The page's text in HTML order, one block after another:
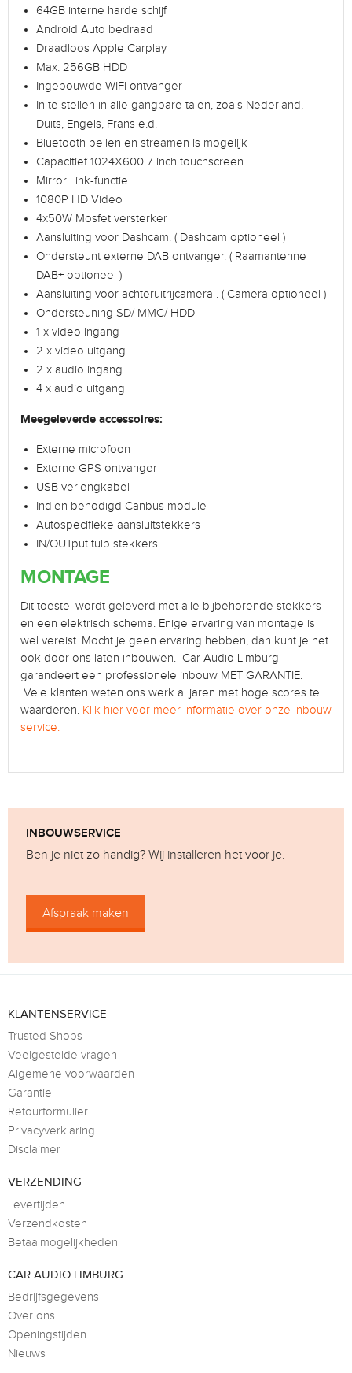
64GB interne harde schijf
Android Auto bedraad
Draadloos Apple Carplay
Max. 256GB HDD
Ingebouwde WIFI ontvanger
In te stellen in alle gangbare talen, zoals Nederland,
Duits, Engels, Frans e.d.
Bluetooth bellen en streamen is mogelijk
Capacitief 1024X600 7 inch touchscreen
Mirror Link-functie
1080P HD Video
4x50W Mosfet versterker
Aansluiting voor Dashcam. ( Dashcam optioneel )
Ondersteunt externe DAB ontvanger. ( Raamantenne
DAB+ optioneel )
Aansluiting voor achteruitrijcamera . ( Camera optioneel )
Ondersteuning SD/ MMC/ HDD
1 x video ingang
2 x video uitgang
2 x audio ingang
4 x audio uitgang
Meegeleverde accessoires:
Externe microfoon
Externe GPS ontvanger
USB verlengkabel
Indien benodigd Canbus module
Autospecifieke aansluitstekkers
IN/OUTput tulp stekkers
MONTAGE
Dit toestel wordt geleverd met alle bijbehorende stekkers
en een elektrisch schema. Enige ervaring van montage is
wel vereist. Mocht je geen ervaring hebben, dan kunt je het
ook door ons laten inbouwen. Car Audio Limburg
garandeert een professionele inbouw MET GARANTIE.
Vele klanten weten ons werk al jaren met hoge scores te
waarderen. Klik hier voor meer informatie over onze inbouw
service.
INBOUWSERVICE
Ben je niet zo handig? Wij installeren het voor je.
Afspraak maken
KLANTENSERVICE
Trusted Shops
Veelgestelde vragen
Algemene voorwaarden
Garantie
Retourformulier
Privacyverklaring
Disclaimer
VERZENDING
Levertijden
Verzendkosten
Betaalmogelijkheden
CAR AUDIO LIMBURG
Bedrijfsgegevens
Over ons
Openingstijden
Nieuws